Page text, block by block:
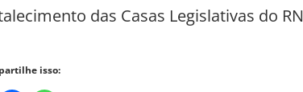
das Casas Legislativas do RN
isso: